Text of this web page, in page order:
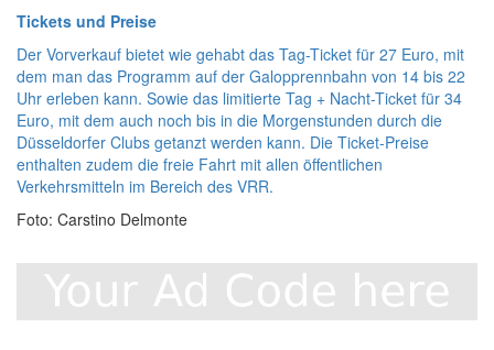
Tickets und Preise
Der Vorverkauf bietet wie gehabt das Tag-Ticket für 27 Euro, mit
dem man das Programm auf der Galopprennbahn von 14 bis 22
Uhr erleben kann. Sowie das limitierte Tag + Nacht-Ticket für 34
Euro, mit dem auch noch bis in die Morgenstunden durch die
Düsseldorfer Clubs getanzt werden kann. Die Ticket-Preise
enthalten zudem die freie Fahrt mit allen öffentlichen
Verkehrsmitteln im Bereich des VRR.
Foto: Carstino Delmonte